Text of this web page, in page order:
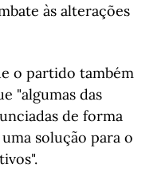
às alterações
o partido também
"algumas das
de forma
solução para o